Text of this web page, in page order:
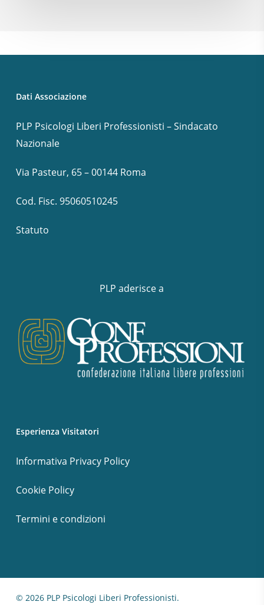
Dati Associazione
PLP Psicologi Liberi Professionisti – Sindacato
Nazionale
Via Pasteur, 65 – 00144 Roma
Cod. Fisc. 95060510245
Statuto
PLP aderisce a
Esperienza Visitatori
Informativa Privacy Policy
Cookie Policy
Termini e condizioni
© 2026 PLP Psicologi Liberi Professionisti.